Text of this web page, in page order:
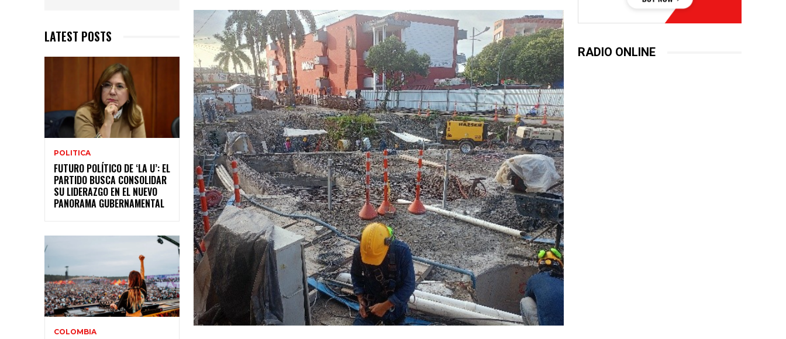
LATEST POSTS
POLITICA
FUTURO POLÍTICO DE ‘LA U’: EL
PARTIDO BUSCA CONSOLIDAR
SU LIDERAZGO EN EL NUEVO
PANORAMA GUBERNAMENTAL
COLOMBIA
RADIO ONLINE